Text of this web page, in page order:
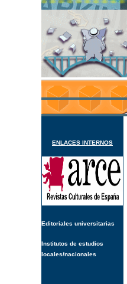
ENLACES INTERNOS
Editoriales universitarias
Institutos de estudios
locales/nacionales